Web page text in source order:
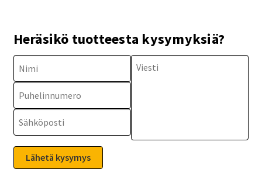
Heräsikö tuotteesta kysymyksiä?